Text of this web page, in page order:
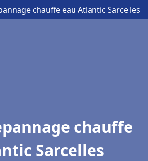
chauffe eau Atlantic Sarcelles
chauffe
Sarcelles